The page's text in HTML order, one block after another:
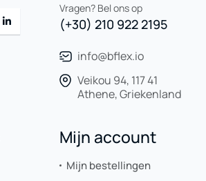
Vragen? Bel ons op
(+30) 210 922 2195
info@bflex.io
Veikou 94, 117 41
Athene, Griekenland
Mijn account
Mijn bestellingen